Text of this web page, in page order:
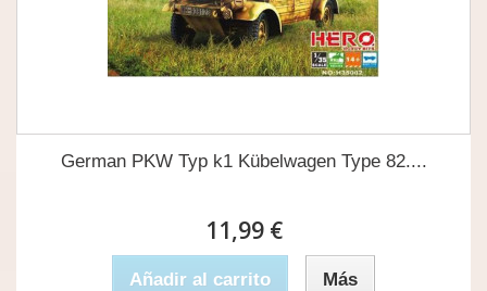
German PKW Typ k1 Kübelwagen Type 82....
11,99 €
Añadir al carrito Más